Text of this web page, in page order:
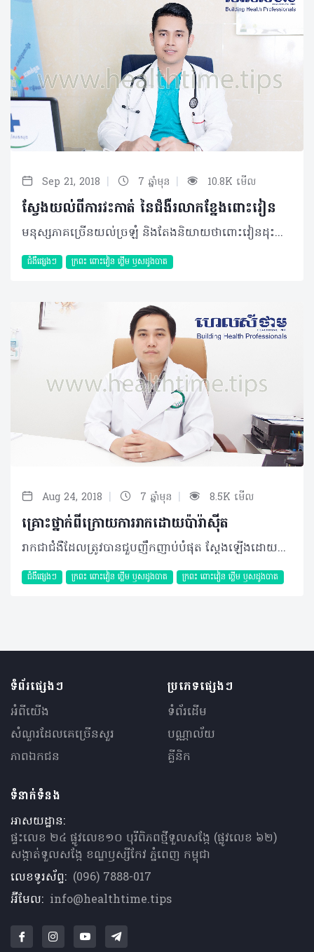
Sep 21, 2018 | 7 ឆ្នាំមុន | 10.8K មើល
ស្វែងយល់ពីការវះកាត់ នៃជំងឺរលាកខ្នែងពោះវៀន
មនុស្សភាគច្រើនយល់ច្រឡំ និងតែងនិយាយថាពោះវៀនដុះខ្នែង តែតាមពិតទៅមនុស្សម្នាក់ៗសុទ្ធតែមានខ្នែងពោះវៀនទាំងអស់ ហើយនៅពេលមានការរលាកត្រង់ខ្នែងនោះ ទើបគេហៅថារលាកខ្នែងពោះវៀន។ និយមន័យ ជំងឺរលាកខ្នែងពោះវៀន ជាការរលាកទៅលើខ្នែងពោះវៀនដែលស្ថិតនៅជាប់ផ្នែកដំបូងគេនៃពោះវៀនធំ។ បច្ចុប្បន្ន យើងសង្កេតឃើញថាការវះកាត់ជំងឺរលាកខ្នែងពោះវៀនមានការកើនឡើងដូចនៅតាមមន្ទីរពេទ្យរដ្ឋ និងគ្លីនិកឯកជនស្របតាមអត្រាប្រជាជនខ្មែរយើងមានការកើនឡើងផងនោះ។ មូលហេតុ និងកត្តាប្រឈម មូលហេតុដែលបង្កឲ្យមានជំងឺរលាកខ្នែងពោះវៀន គឺ៖ • ដោយសារការស្ទះប្រហោងខ្នែងពោះវៀនដោយលាមក បន្លែ ឬគ្រាប់ធញ្ញជាតិដែលមិនរលាយពេលយើងញ៉ាំចូល • ដោយការបង្ករោគពីបាក់តេរី (Escherichiacoli, Klebseilla, Bactericide fragility, Clostridium spp) • ការបង្កពីពពួកប៉ារ៉ាស៊ីតក្នុងពោះវៀន (Schistosomes spicie, Pinworms, Strongyloides stercoralis) • ការបង្កពីជំងឺអាប់សែនៅអាងត្រគាក • ដោយសារការរីកនៃ Lymphatic tissue(Hyperplasia lyphoid) • ការសង្កត់ដោយដុំសាច់ (Neoplasms) • ការគ្រោះថ្នាក់ប៉ះចំផ្នែកពោះ (Abdominal Trauma) ។ អាការៈរោគ ឈឺពោះ ដំបូងឡើយគឺឈឺនៅផ្នែកជុំវិញផ្ចិត ឬចុងដង្ហើម បន្ទាប់មកទៀតឈឺចាក់ទៅផ្នែកខាងក្រោម ខាងស្តាំនៃពោះ ក្តៅខ្លួន ៣៨-៣៩ អង្សាសេ ចង្អោរ៦១ទៅ៩២% ក្អួត៥០% អត់ឃ្លានអាហារ៧៥ ទៅ៧៨% និងរាក ឬទល់លាមក១៨%។ តាមរយៈការសិក្សាភាគច្រើនបានឲ្យដឹងថា អ្នកដែលមានហានិភ័យខ្ពស់ក្នុងការប្រឈមនឹងជំងឺរលាកខ្នែងពោះវៀនគឺ ប្រជាជនដែលមានអាយុចន្លោះពី ១០ ទៅ ៣០ឆ្នាំ ហើយកើតលើបុរសច្រើនជាងស្រ្តី។ យន្តការនៃការរលាកខ្នែងពោះវៀន នៅពេលដែលមានការស្ទះប្រហោងខ្នែងពោះវៀនដោយលាមក ឬដោយគ្រាប់ធញ្ញជាតិ ឬក៏អាហារដែលញ៉ាំចូលទៅមិនរលាយ វាជាហេតុដែលនាំឲ្យមានការកើនឡើងនៃសម្ពាធក្នុងប្រហោងខ្នែងពោះវៀន ដោយសារតែការបញ្ចេញ (secretion)ពីភ្នាសនៃប្រហោងខ្នែងពោះវៀននោះ នៅពេលនោះពពួកបាក់តេរីដែលមាននៅក្នុងខ្នែងពោះវៀនចាប់ផ្តើមបង្ករោគ នាំឲ្យមានការរលាកខ្នែងពោះវៀន ពេលនោះអ្នកជំងឺមានអាការៈឈឺពោះ ក្តៅខ្លួន ឈឺក្បាល អាចក្អួត ឬចង្អោរ និងមិនឃ្លានអាហារ។ ក្នុងករណីស្ទះខ្នែងពោះវៀនយូរទៅៗនាំឲ្យសម្បករបស់ខ្នែងពោះវៀនស្តើងទៅៗ បណ្តាលឲ្យធ្លាយ នាំឲ្យរលាកដល់ស្រោមពោះ និងមានគ្រោះថ្នាក់ដល់អាយុជីវិត ក្នុងករណីដែលធ្វើការសង្គ្រោះវះកាត់មិនទាន់ពេលវេលា។ ការធ្វើរោគវិនិច្ឆ័យ • គ្រូពេទ្យអាចសាកសួរព័ត៌មានពីអាការៈរោគពិសេសចំណុចនៃការឈឺចាប់ • ការវិភាគឈាម ឃើញមានវត្តមានគ្រាប់ឈាមសកើនឡើង និង C-Reactive Protein (CRP) កើនឡើង • ឆ្លុះអេកូពោះ ដើម្បីរកមើលដុំដំបៅខ្នែងពោះវៀនឃើញមានការរលាកខ្នែងហើយទំហំវាស់ទៅធំជាង៦មីលីម៉ែត្រជួនកាលឃើញលក្ខណៈជាដុំអាប់សែ (Plastron appendicular) • ការថតកាំរស្មីអុិចពោះ និងស៊ីធីស្កែនអាចឃើញមានគ្រាប់ធញ្ញជាតិ ឬដុំលាមកនៅក្នុងខ្នែងពោះវៀនឬកម្រិតខ្យល់ និងទឹក ឬកំណកកាល់ស្យូម ឬការធ្លាយក្រពះ (Image de croissant gazeux)និងទាត់ចោលនូវជំងឺតម្រងនោមមួយចំនួន។ ការព្យាបាល និងផលវិបាក ឲ្យអ្នកជំងឺសម្រាកពេទ្យ ដោយធ្វើការព្យាបាលដោយវះកាត់ និងព្យាបាលរួមផ្សំ។ -ការព្យាបាលដោយការវះកាត់ មានគោលបំណងកាត់ខ្នែងពោះវៀន យកចេញនូវសរីរាង្គបង្ករោគនិងបន្ថយការឈឺចាប់។ នៅពេលកាត់ខ្នែងពោះវៀនហើយនោះ ជំងឺរលាកខ្នែងពោះវៀនមិនកើតមានទៀតទេ។ ការវះកាត់មាន២របៀប៖ • ការវះកាត់ខ្នែងពោះវៀនដោយវះបើកពោះនៅផ្នែកខាងក្រោមខាងស្តាំនៃពោះ (McBurney open Appendecetomy) • ការវះកាត់ដោយចោះដោយប្រើឧបករណ៍ Laparoscope ។ ផលវិបាកក្រោយវះកាត់មានដូចជា ការបង្ករោគនៅមុខរបួសវះ ធ្លាយដោយរបូតចេស រលាកស្រោមពោះក្រោយវះកាត់ ស្ទះពោះវៀន។ -ការព្យាបាលរួមផ្សំ ប្រើអង់ទីប៊ីយ៉ូទិក និងថ្នាំបំបាត់ការឈឺចាប់។ ករណីអ្នកជំងឺរលាកខ្នែងពោះវៀនដែលមិនបានទទួលការព្យាបាលទាន់ពេលវេលានិងត្រឹមត្រូវតាមបែបវេជ្ជសាស្ត្រ នឹងធ្វើឲ្យសរីរាង្គនៃខ្នែងពោះវៀនវិវឌ្ឍទៅជាដុំសាច់ ដែលបង្កគ្រោះថ្នាក់បាន។ ប្រសិនបើទុកយូរ វាបណ្តាលឲ្យធ្លាយនូវខ្នែងរបស់ពោះវៀន ដែលជាហេតុនាំឲ្យមានពពួកបាក់តេរីធ្លាក់ចុះទៅក្នុងស្រោមពោះ បង្កជាជំងឺរលាកស្រោមពោះ និងបណ្តាលឲ្យមានគ្រោះថ្នាក់ដល់ជីវិតបានផងដែរ។ ការវះពោះ ១. មានតម្លៃថោក ២. មានប្រសិទ្ធភាពខ្ពស់ រហ័ស ៣. ស្នាមរបួសធំជាងវះចោះ ៤. សម្រាកពេទ្យយូរជាងវះដោយ Laparoscope ។ ចោះ Laparoscope ១. មុខរបួសតូច ២. បន្ថយការបង្ករោគ ៣. បន្ថយការឈឺចាប់ក្រោយវះ ៤. បន្ថយរយៈពេលសម្រាកពេទ្យ ៥. តម្លៃថ្លៃជាងវះដោយដៃ ៦. រយៈពេលវះកាត់យូរជាងវះបើកពោះ។ ការការពារ ដើម្បីការពារខ្លួនពីជំងឺរលាកខ្នែងពោះវៀន គ្រប់គ្នាត្រូវបរិភោគអាហារដែលមានអនាម័យ និងងាយរលាយ ព្រមទាំងចូលរួមអនុវត្តគោលការណ៍អនាម័យទាំង៣រួមមាន ហូបស្អាត ផឹកស្អាតនិងរស់នៅស្អាត។ ដោយឡែក វេជ្ជបណ្ឌិតរួមទាំងអ្នកវិជ្ជាជីវៈសុខាភិបាល ត្រូវធ្វើការវែកញែករករោគវិនិច្ឆ័យឲ្យបានច្បាស់លាស់ទៅលើអ្នកជំងឺរលាកខ្នែងពោះវៀន និងចូលរួមពិនិត្យ វិភាគឲ្យបានត្រឹមត្រូវ ដើម្បីឲ្យការព្យាបាលមានប្រសិទ្ធភាពខ្ពស់ ជាពិសេសលើកស្ទួយ វិស័យសុខាភិបាលនៅប្រទេសកម្ពុជាឲ្យមានការរីកចម្រើន។ បកស្រាយដោយ ៖ វេជ្ជបណ្ឌិត សុខ ចិត្ត គ្រូពេទ្យផ្នែកសង្គ្រោះជំងឺ វះកាត់ និងសណ្តំ នៅមន្ទីរពេទ្យព្រះកេតុមាលា និងជាប្រធានមន្ទីរពហុព្យាបាល ដូនពេញសែនសុខ ©2018 រក្សាសិទ្ធិគ្រប់យ៉ាង​ដោយ Healthtime Corporation ចំពោះគ្រប់អត្ថបទដោយគ្មានផ្នែកណាមួយត្រូវបោះពុម្ពផ្សាយចូល ប្រព័ន្ធអ៊ីនធឺណែតឧបករណ៍អេឡិចត្រូនិកអាត់ជាសំឡេងឬថតចំលងគ្រប់រូបភាពដោយគ្មានការអនុញ្ញាតឡើយ
ជំងឺផ្សេងៗ ក្រពះ​ ពោះវៀន​ ថ្លើម ឫសដូងបាត
Aug 24, 2018 | 7 ឆ្នាំមុន | 8.5K មើល
គ្រោះថ្នាក់ពីក្រោយការរាកដោយប៉ារ៉ាស៊ីត
រាកជាជំងឺដែលត្រូវបានជួបញឹកញាប់បំផុត ស្តែងឡើងដោយអ្នកជំងឺបន្ទោបង់ច្រើនលើសពីធម្មតា ឬចាប់ពី៣ដងក្នុងមួយថ្ងៃក្នុងនោះការរាកដោយសារប៉ារ៉ាស៊ីតគឺជាមូលហេតុចម្បងទីមួយដែលជួបញឹកញាប់។ ជាក់ស្តែង ប្រភេទប៉ារ៉ាស៊ីតដែលអាចបង្កឲ្យរាកមានពីរក្រុមធំៗ៖ • Protozoa ដែលមានដូចជា អាមីប (Emtamoeba histolytica) និងGiardia lamblia • ពពួកព្រូនដូចជា Trichuris trichiura, Strongyloïdes, Schistosoma mekongi, Ascaris និងTeania ជាដើម។ មូលហេតុនៃការរាកដោយប៉ារ៉ាស៊ីត រាកដោយប៉ារ៉ាស៊ីត មានការប្រឈមខ្ពស់ចំពោះបុគ្គល ខ្វះការយល់ដឹងពីអនាម័យ ការបរិភោគអាហារ ឬបន្លែឆៅ មិនបានលាងសម្អាត ឬអាហារចម្អិនមិន បានត្រឹមត្រូវ និងការរស់នៅជាមួយសត្វចញ្ចឹមដែល មានផ្ទុកនូវគីសរបស់ប៉ារ៉ាស៊ីត។ អ្នកជំងឺរាកដោយសារប៉ារ៉ាស៊ីតអាចបង្កឲ្យមានផលប៉ះពាល់ធ្ងន់ធ្ងរបើប្រៀបធៀបជាមួយនឹងមូលហេតុនៃការបង្កឲ្យរាកផ្សេងទៀត ដោយសារពពួកប៉ារ៉ាស៊ីតអាចធ្វើឲ្យខូចដល់ភ្នាសរបស់ពោះវៀនតូច និងពោះវៀនធំ។ រោគសញ្ញា និងយន្តការនៃជំងឺ ភាគច្រើនរោគសញ្ញាស្តែងចេញពីការរាកដោយប៉ារ៉ាស៊ីតមិនមានភាពខុសគ្នាជាមួយនឹងការរាកដោយវីរុស ឬមេរោគផ្សេងៗនោះទេ ដែលរួមមាន លាមកមានលាយសម្បោរ ឬឈាម រាកសុទ្ធតែទឹក ក្តៅខ្លួន ហើមពោះ ស្រកទម្ងន់។ នៅពេលអ្នកជំងឺបរិភោគចំណីអាហារដែលប្រឡាក់ទៅដោយគីស ពងព្រូន ឬប៉ារ៉ាស៊ីត នោះគីស ពងព្រូន និងប៉ារ៉ាស៊ីតមានសកម្មភាពផ្ទាល់ ឬប្រយោល​ ដោយសារការបញ្ចេញសារធាតុពុលទៅលើភ្នាសពោះវៀន ហើយបណ្តាលឲ្យរាករូស។ មិនត្រឹមតែប៉ុណ្ណោះ វាក៏អាចឲ្យមានរបួសនៅជញ្ជាំង ពោះវៀន ជាហេតុបង្កទៅជាការរាកមានលាយ សម្បោរ ឬលាយឈាម។ ការធ្វើរោគវិនិច្ឆ័យចាំបាច់ ជាទូទៅការធ្វើរោគវិនិច្ឆ័យនៃការរាកបង្កដោយប៉ារ៉ាស៊ីត ពឹងផ្អែកទៅលើរោគសញ្ញា ឬសញ្ញាគ្លីនិក ដែលអ្នកជំងឺបានរៀបរាប់ខាងលើ។ ទោះជាយ៉ាង ណាក៏ដោយ អ្នកជំងឺក៏អាចតម្រូវឲ្យធ្វើតេស្តឈាម ឬពិនិត្យលាមក រកមើលគីសរបស់ប៉ារ៉ាស៊ីត ឬប៉ារ៉ាស៊ីតដើម្បីដឹងពីប្រភេទប៉ារ៉ាស៊ីតនោះឲ្យបាន ច្បាស់លាស់។ ក្នុងករណីចាំបាច់ផ្សេងទៀតដែល ការពិនិត្យខាងលើមិនអាចវាយតម្លៃបាន អ្នកជំងឺអាចឈានទៅដល់ការឆ្លុះពោះវៀនដើម្បីរកមូលហេតុ។ ការព្យាបាលរាកដោយប៉ារ៉ាស៊ីត ការព្យាបាលជាទូទៅផ្អែកលើរោគសញ្ញាគ្លីនិក និងទៅតាមប្រភេទរបស់ប៉ារ៉ាស៊ីតដូចជា៖ • ប្រើប្រាស់ថ្នាំផ្សះដែលសមស្របទៅតាមប្រភេទប៉ារ៉ាស៊ីត ក្នុងរយៈពេល ៧ ទៅ១០ថ្ងៃ។ • ផ្តល់ថ្នាំទៅតាមសញ្ញាគ្លីនិកមួយចំនួន​ ដូចជា ការក្អួត បាត់បង់ជាតិទឹក ប្រភេទថ្នាំការពារកុំឲ្យ ភ្នាសពោះវៀនប៉ះពាល់ខ្លាំង រួមជាមួយថ្នាំផ្សះដែលផ្តល់ជូនអ្នកជំងឺ។ ប្រសិនបើ អ្នកជំងឺមិនបានទទួលការព្យាបាលទាន់ពេលវេលា នោះអាការៈរាកខ្លាំងអាចឲ្យទៅជាការ ខ្សោះជាតិទឹកធ្ងន់ធ្ងរ វិលមុខ បាត់បង់ជាតិរ៉ែមួយចំនូនដូចជា អំបិល ប៉ូតាស្យូម ដែលសំខាន់សម្រាប់ សរីរាង្គ។ លើសពីនេះទៀត វាធ្វើឲ្យចុកពោះខ្លាំង ពោះវៀនហើមប៉ោង អាចមានឈាមហូរខ្លាំងក្នុងករណីពពួកប៉ារ៉ាស៊ីតដែលប៉ះពាល់ដល់ភ្នាសពោះវៀន និងសរសៃឈាម។ ប្រសិនបើមិនព្យាបាលឲ្យទាន់ពេលវេលាអ្នកជំងឺអាចឈានដល់ការធ្លាយភ្នាសពោះវៀន ប៉ុន្តែវាជាករណីកម្រ។ វីធីសាស្រ្តការពារខ្លួន ដើម្បីចៀសវាងការរាកបង្កដោយប៉ារ៉ាស៊ីតត្រូវផ្តោតសំខាន់លើ៖ • ការរក្សាអនាម័យ ហូបស្អាត ផឹកស្អាត និង រស់នៅស្អាត ពិសេសត្រូវសម្អាតដៃជានិច្ចមុនចម្អិន ឬបរិភោគអាហារ និងបន្ទាប់ពីបន្ទោបង់រួច។ • លាងសាច់ និងបន្លែឲ្យបានស្អាត ចៀសវាងការ បរិភោគសាច់ឆៅ និងត្រូវចម្អិនឲ្យបានឆ្អិនល្អ។ សុខភាពជារឿងមួយសំខាន់បំផុតសម្រាប់បុគ្គលគ្រប់រូប ដូចនេះ ប្រសិនបើមានអាការៈមិនប្រក្រតី ណាមួយកើតឡើង គួរប្រញាប់មកពិគ្រោះជាមួយគ្រូពេទ្យដែលនៅជិតអ្នកបំផុត។ គួរបញ្ជាក់ថា លោកអ្នកអាចកាត់បន្ថយការរាកដោយប៉ារ៉ាស៊ីតស្ទើរតែទាំងស្រុងដោយគ្រាន់តែរក្សាអនាម័យឲ្យបាន ខ្ជាប់ខ្ជួនប៉ុណ្ណោះ។ បកស្រាយដោយ​៖ វេជ្ជបណ្ឌិត ស៊ង សុភីរម្យ ឯកទេសផ្នែក ថ្លើម ក្រពះ ពោះវៀន និងឫសដូងបាត នៃមន្ទីរសំរាកព្យាបាលអេគីប ©2018 រក្សាសិទ្ធិគ្រប់យ៉ាង​ដោយ Healthtime Corporation ចំពោះគ្រប់អត្ថបទដោយគ្មានផ្នែកណាមួយត្រូវបោះពុម្ពផ្សាយចូល ប្រព័ន្ធអ៊ីនធឺណែតឧបករណ៍អេឡិចត្រូនិកអាត់ជាសំឡេងឬថតចំលងគ្រប់រូបភាពដោយគ្មានការអនុញ្ញាតឡើយ
ជំងឺផ្សេងៗ ក្រពះ​ ពោះវៀន​ ថ្លើម ឫសដូងបាត ក្រពះ​ ពោះវៀន​ ថ្លើម ឫសដូងបាត
ទំព័រផ្សេងៗ
អំពីយើង
សំណួរ​ដែលគេ​ច្រើន​សួរ
ភាពឯកជន
ប្រភេទផ្សេងៗ
ទំព័រដើម
បណ្ណាល័យ
គ្លីនិក
ទំនាក់ទំនង
អាសយដ្ឋាន:
ផ្ទះលេខ ២៤ ផ្លូវលេខ១០ បុរីពិភពថ្មីទួលសង្កែ (ផ្លូវលេខ ៦២)
សង្កាត់ទួលសង្កែ ខណ្ឌឫស្សីកែវ ភ្នំពេញ កម្ពុជា
លេខទូរស័ព្ទ: (096) 7888-017
អ៊ីមែល: info@healthtime.tips